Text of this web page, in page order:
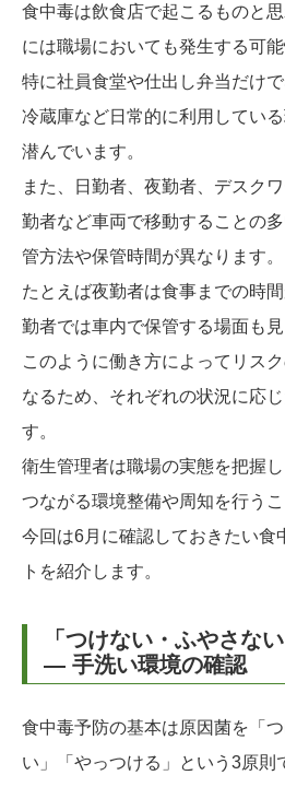
食中毒は飲食店で起こるものと
には職場においても発生する可能
特に社員食堂や仕出し弁当だけ
冷蔵庫など日常的に利用してい
潜んでいます。
また、日勤者、夜勤者、デスク
勤者など車両で移動することの
管方法や保管時間が異なります。
たとえば夜勤者は食事までの時
勤者では車内で保管する場面も見
このように働き方によってリス
なるため、それぞれの状況に応
す。
衛生管理者は職場の実態を把握
つながる環境整備や周知を行うこ
今回は6月に確認しておきたい食
トを紹介します。
「つけない・ふやさな
― 手洗い環境の確認
食中毒予防の基本は原因菌を「
い」「やっつける」という3原則